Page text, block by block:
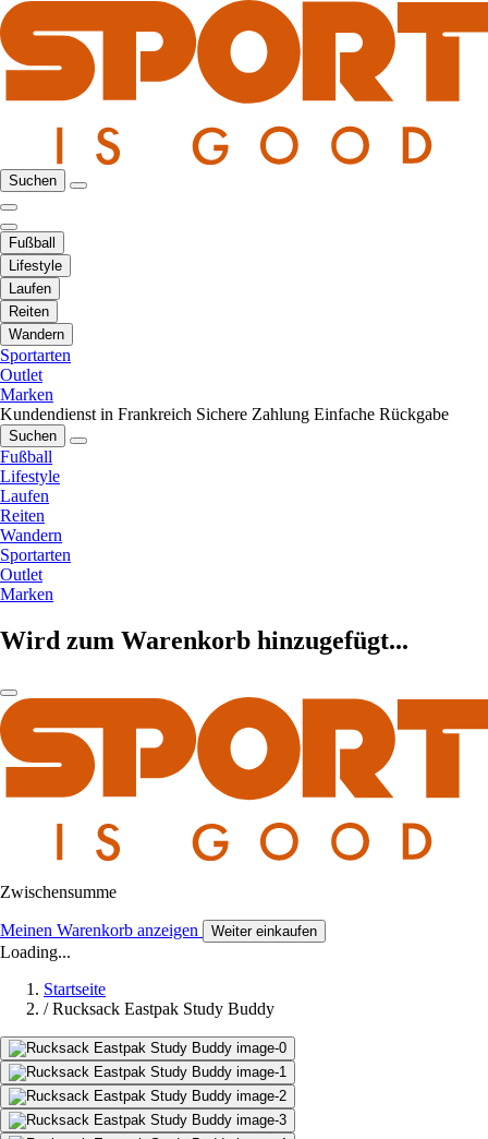
Suchen
Fußball
Lifestyle
Laufen
Reiten
Wandern
Sportarten
Outlet
Marken
Kundendienst in Frankreich Sichere Zahlung Einfache Rückgabe
Suchen
Fußball
Lifestyle
Laufen
Reiten
Wandern
Sportarten
Outlet
Marken
Wird zum Warenkorb hinzugefügt...
Zwischensumme
Meinen Warenkorb anzeigen Weiter einkaufen
Loading...
Startseite
/ Rucksack Eastpak Study Buddy